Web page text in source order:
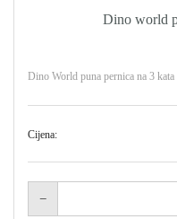
Dino world
Dino World puna pernica na 3 kata
Cijena: